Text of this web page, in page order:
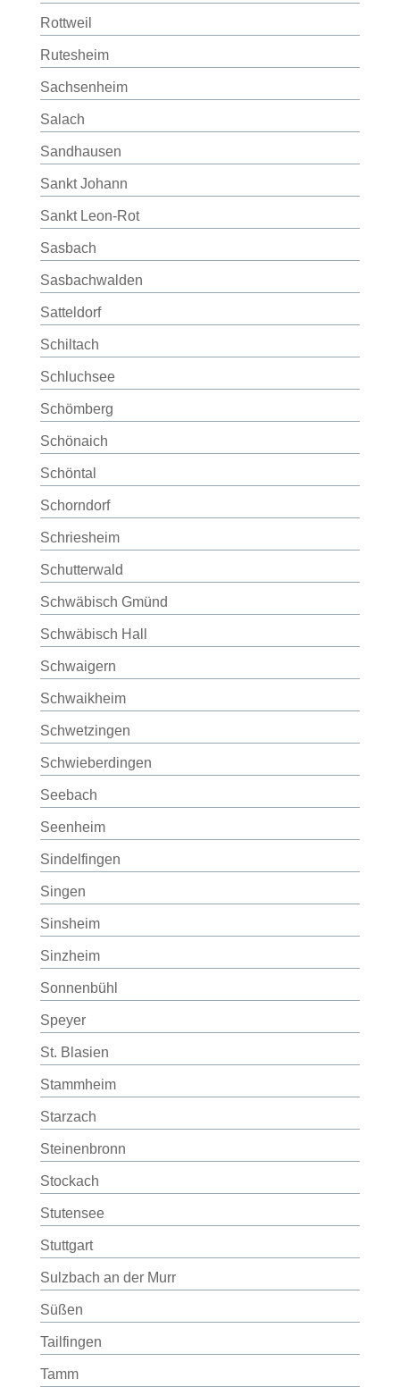
Rottweil
Rutesheim
Sachsenheim
Salach
Sandhausen
Sankt Johann
Sankt Leon-Rot
Sasbach
Sasbachwalden
Satteldorf
Schiltach
Schluchsee
Schömberg
Schönaich
Schöntal
Schorndorf
Schriesheim
Schutterwald
Schwäbisch Gmünd
Schwäbisch Hall
Schwaigern
Schwaikheim
Schwetzingen
Schwieberdingen
Seebach
Seenheim
Sindelfingen
Singen
Sinsheim
Sinzheim
Sonnenbühl
Speyer
St. Blasien
Stammheim
Starzach
Steinenbronn
Stockach
Stutensee
Stuttgart
Sulzbach an der Murr
Süßen
Tailfingen
Tamm